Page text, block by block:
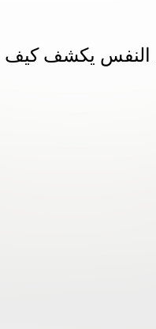
النفس يكشف كيف